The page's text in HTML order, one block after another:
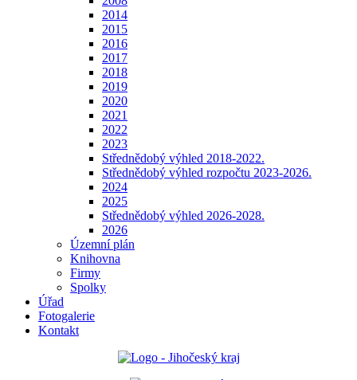
2014
2015
2016
2017
2018
2019
2020
2021
2022
2023
Střednědobý výhled 2018-2022.
Střednědobý výhled rozpočtu 2023-2026.
2024
2025
Střednědobý výhled 2026-2028.
2026
Územní plán
Knihovna
Firmy
Spolky
Úřad
Fotogalerie
Kontakt